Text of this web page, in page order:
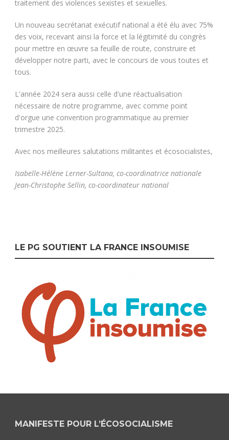
traitement des violences sexistes et sexuelles.
Un nouveau secrétariat exécutif national a été élu avec 75%
des voix, recevant ainsi la force et la légitimité du congrès
pour mettre en œuvre sa feuille de route, construire et
développer notre parti, avec le concours de vous toutes et
tous.
L'année 2024 sera aussi celle d'une réactualisation
nécessaire de notre programme, avec comme point
d'orgue une convention programmatique au premier
trimestre 2025.
Avec nos meilleures salutations militantes et écosocialistes,
Isabelle-Hélène Lerner-Sultana, co-coordinatrice nationale
Jean-Christophe Sellin, co-coordinateur national
LE PG SOUTIENT LA FRANCE INSOUMISE
MANIFESTE POUR L’ÉCOSOCIALISME